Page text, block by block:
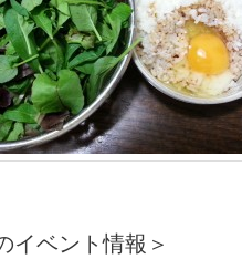
イベント情報＞